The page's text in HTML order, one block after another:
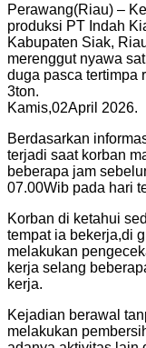
Perawang(Riau) –
produksi PT Indah
Kabupaten Siak,
merenggut nyawa
duga pasca tertimpa
3ton.
Kamis,02April 2026.
Berdasarkan
terjadi saat korban
beberapa jam
07.00Wib pada hari
Korban di ketahui
tempat ia bekerja,di
melakukan
kerja selang
kerja.
Kejadian berawal
melakukan